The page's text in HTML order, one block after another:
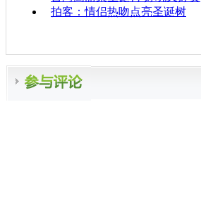
拍客：情侣热吻点亮圣诞树